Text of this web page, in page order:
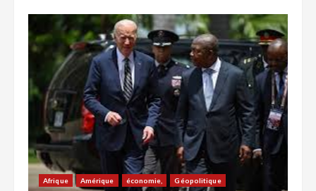
Afrique Amérique économie, Géopolitique